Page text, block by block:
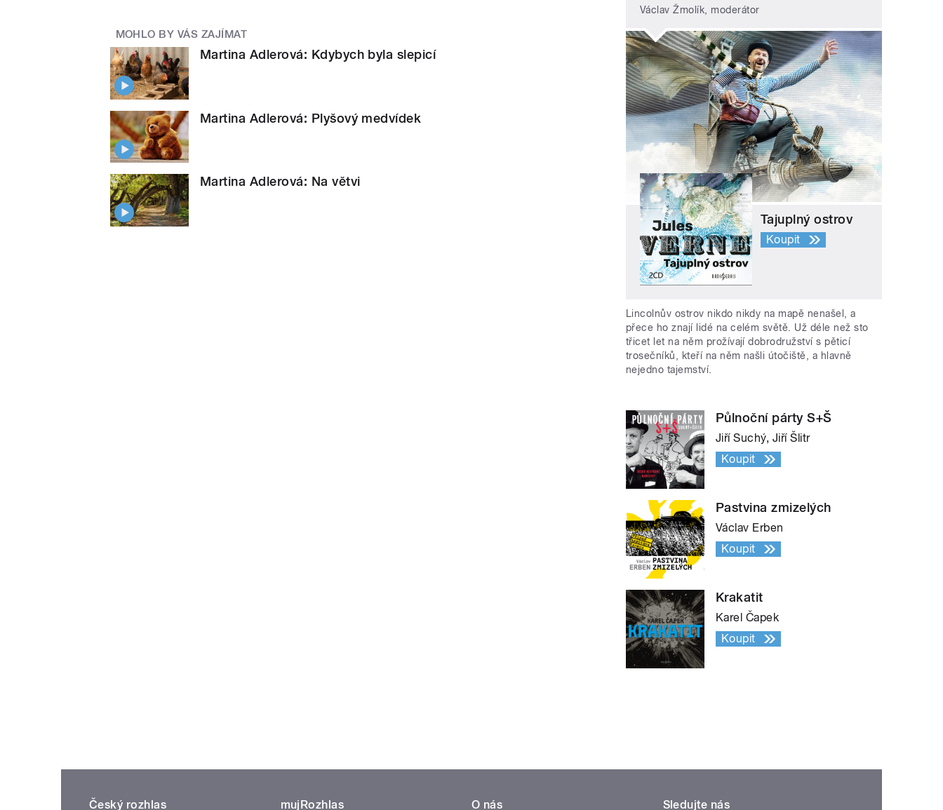
MOHLO BY VÁS ZAJÍMAT
Martina Adlerová: Kdybych byla slepicí
Martina Adlerová: Plyšový medvídek
Martina Adlerová: Na větvi
Václav Žmolík, moderátor
Tajuplný ostrov
Koupit
Lincolnův ostrov nikdo nikdy na mapě nenašel, a
přece ho znají lidé na celém světě. Už déle než sto
třicet let na něm prožívají dobrodružství s pěticí
trosečníků, kteří na něm našli útočiště, a hlavně
nejedno tajemství.
Půlnoční párty S+Š
Jiří Suchý, Jiří Šlitr
Koupit
Pastvina zmizelých
Václav Erben
Koupit
Krakatit
Karel Čapek
Koupit
Český rozhlas mujRozhlas O nás Sledujte nás